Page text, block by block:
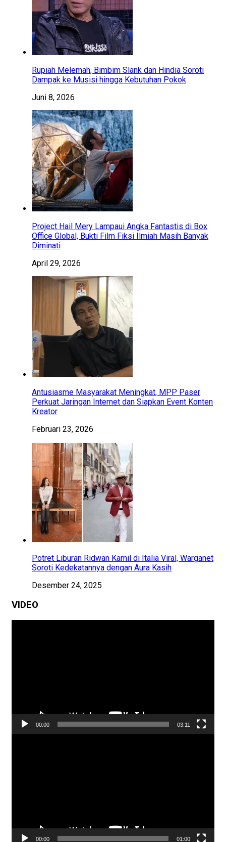
Rupiah Melemah, Bimbim Slank dan Hindia Soroti
Dampak ke Musisi hingga Kebutuhan Pokok
Juni 8, 2026
Project Hail Mery Lampaui Angka Fantastis di Box
Office Global, Bukti Film Fiksi Ilmiah Masih Banyak
Diminati
April 29, 2026
Antusiasme Masyarakat Meningkat, MPP Paser
Perkuat Jaringan Internet dan Siapkan Event Konten
Kreator
Februari 23, 2026
Potret Liburan Ridwan Kamil di Italia Viral, Warganet
Soroti Kedekatannya dengan Aura Kasih
Desember 24, 2025
VIDEO
00:00 03:11
00:00 01:00